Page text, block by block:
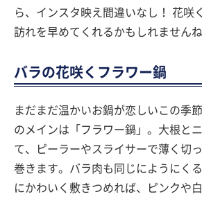
ら、インスタ映え間違いなし！ 花咲
訪れを早めてくれるかもしれませんね
バラの花咲くフラワー鍋
まだまだ温かいお鍋が恋しいこの季
のメインは「フラワー鍋」。大根と
て、ピーラーやスライサーで薄く切
巻きます。バラ肉も同じにようにく
にかわいく敷きつめれば、ピンクや